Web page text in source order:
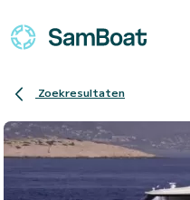
Zoekresultaten